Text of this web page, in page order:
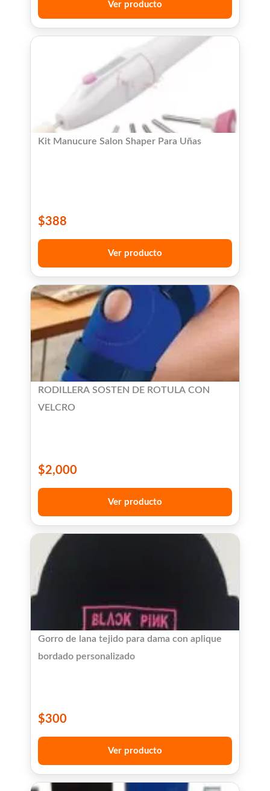
Ver producto
Kit Manucure Salon Shaper Para Uñas
$388
Ver producto
RODILLERA SOSTEN DE ROTULA CON
VELCRO
$2,000
Ver producto
Gorro de lana tejido para dama con aplique
bordado personalizado
$300
Ver producto